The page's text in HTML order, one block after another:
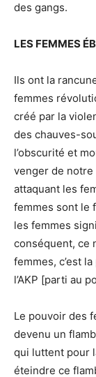
des gangs.
LES FEMMES
Ils ont la
femmes
créé par la
des chauves-
l’obscurité et
venger de notre
attaquant les
femmes sont le
les femmes
conséquent, ce
femmes, c’est
l’AKP [parti au
Le pouvoir des
devenu un
qui luttent pour
éteindre ce